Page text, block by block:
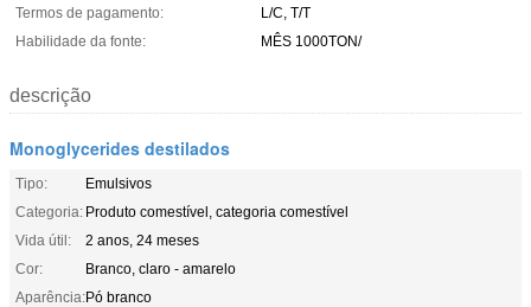
Termos de pagamento:
L/C, T/T
Habilidade da fonte:
MÊS 1000TON/
descrição
Monoglycerides destilados
Tipo:
Emulsivos
Categoria: Produto comestível, categoria comestível
Vida útil:
2 anos, 24 meses
Cor:
Branco, claro - amarelo
Aparência:Pó branco